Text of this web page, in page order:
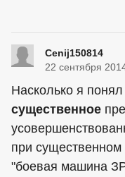
Cenij150814
22 сентября
Насколько я
существенное
при существенном
"боевая машина